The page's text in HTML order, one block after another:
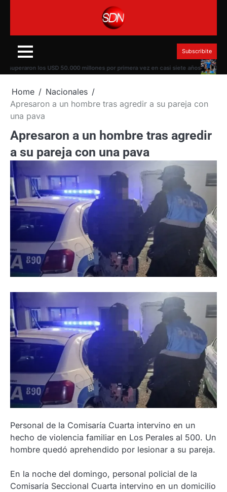
Subscribite
los USD 50.000 millones por primera vez en casi siete años
Home
Nacionales
Apresaron a un hombre tras agredir a su pareja con
una pava
Apresaron a un hombre tras agredir
a su pareja con una pava
Personal de la Comisaría Cuarta intervino en un
hecho de violencia familiar en Los Perales al 500. Un
hombre quedó aprehendido por lesionar a su pareja.
En la noche del domingo, personal policial de la
Comisaría Seccional Cuarta intervino en un domicilio